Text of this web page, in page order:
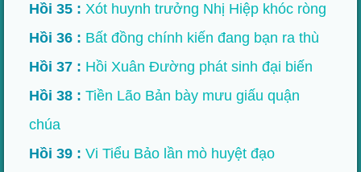
Hồi 35 : Xót huynh trưởng Nhị Hiệp khóc ròng
Hồi 36 : Bất đồng chính kiến đang bạn ra thù
Hồi 37 : Hồi Xuân Đường phát sinh đại biến
Hồi 38 : Tiền Lão Bản bày mưu giấu quận
chúa
Hồi 39 : Vi Tiểu Bảo lần mò huyệt đạo